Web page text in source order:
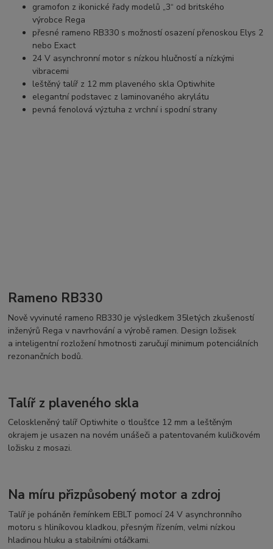
gramofon z ikonické řady modelů „3“ od britského
výrobce Rega
přesné rameno RB330 s možností osazení přenoskou Elys 2
nebo Exact
24 V asynchronní motor s nízkou hlučností a nízkými
vibracemi
leštěný talíř z 12 mm plaveného skla Optiwhite
elegantní podstavec z laminovaného akrylátu
pevná fenolová výztuha z vrchní i spodní strany
Rameno RB330
Nově vyvinuté rameno RB330 je výsledkem 35letých zkušeností
inženýrů Rega v navrhování a výrobě ramen. Design ložisek
a inteligentní rozložení hmotnosti zaručují minimum potenciálních
rezonančních bodů.
Talíř z plaveného skla
Celoskleněný talíř Optiwhite o tloušťce 12 mm a leštěným
okrajem je usazen na novém unášeči a patentovaném kuličkovém
ložisku z mosazi.
Na míru přizpůsobený motor a zdroj
Talíř je poháněn řemínkem EBLT pomocí 24 V asynchronního
motoru s hliníkovou kladkou, přesným řízením, velmi nízkou
hladinou hluku a stabilními otáčkami.